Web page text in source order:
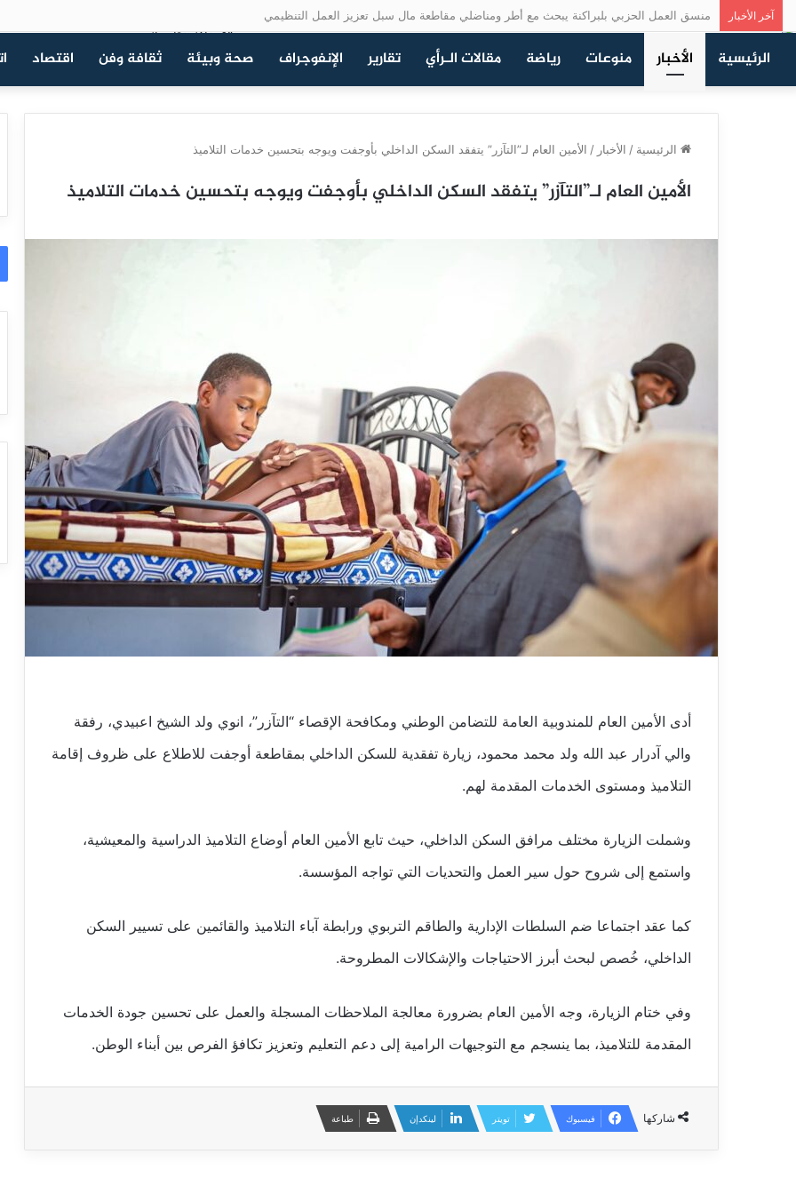
آخر الأخبار منسق العمل الحزبي بلبراكنة يبحث مع أطر ومناضلي مقاطعة مال سبل تعزيز العمل التنظيمي
الرئيسية الأخبار منوعات رياضة مقالات الـرأي تقارير الإنفوجراف صحة وبيئة ثقافة وفن اقتصاد
الرئيسية / الأخبار / الأمين العام لـ”التآزر” يتفقد السكن الداخلي بأوجفت ويوجه بتحسين خدمات التلاميذ
الأمين العام لـ”التآزر” يتفقد السكن الداخلي بأوجفت ويوجه بتحسين خدمات التلاميذ
أدى الأمين العام للمندوبية العامة للتضامن الوطني ومكافحة الإقصاء “التآزر”، انوي ولد الشيخ اعبيدي، رفقة
والي آدرار عبد الله ولد محمد محمود، زيارة تفقدية للسكن الداخلي بمقاطعة أوجفت للاطلاع على ظروف إقامة
التلاميذ ومستوى الخدمات المقدمة لهم.
وشملت الزيارة مختلف مرافق السكن الداخلي، حيث تابع الأمين العام أوضاع التلاميذ الدراسية والمعيشية،
واستمع إلى شروح حول سير العمل والتحديات التي تواجه المؤسسة.
كما عقد اجتماعا ضم السلطات الإدارية والطاقم التربوي ورابطة آباء التلاميذ والقائمين على تسيير السكن
الداخلي، خُصص لبحث أبرز الاحتياجات والإشكالات المطروحة.
وفي ختام الزيارة، وجه الأمين العام بضرورة معالجة الملاحظات المسجلة والعمل على تحسين جودة الخدمات
المقدمة للتلاميذ، بما ينسجم مع التوجيهات الرامية إلى دعم التعليم وتعزيز تكافؤ الفرص بين أبناء الوطن.
شاركها فيسبوك تويتر لينكدإن طباعة